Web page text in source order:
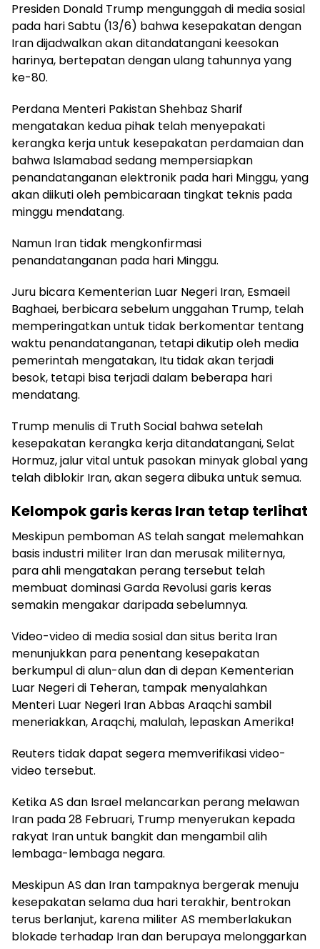
Presiden Donald Trump mengunggah di media sosial
pada hari Sabtu (13/6) bahwa kesepakatan dengan
Iran dijadwalkan akan ditandatangani keesokan
harinya, bertepatan dengan ulang tahunnya yang
ke-80.
Perdana Menteri Pakistan Shehbaz Sharif
mengatakan kedua pihak telah menyepakati
kerangka kerja untuk kesepakatan perdamaian dan
bahwa Islamabad sedang mempersiapkan
penandatanganan elektronik pada hari Minggu, yang
akan diikuti oleh pembicaraan tingkat teknis pada
minggu mendatang.
Namun Iran tidak mengkonfirmasi
penandatanganan pada hari Minggu.
Juru bicara Kementerian Luar Negeri Iran, Esmaeil
Baghaei, berbicara sebelum unggahan Trump, telah
memperingatkan untuk tidak berkomentar tentang
waktu penandatanganan, tetapi dikutip oleh media
pemerintah mengatakan, Itu tidak akan terjadi
besok, tetapi bisa terjadi dalam beberapa hari
mendatang.
Trump menulis di Truth Social bahwa setelah
kesepakatan kerangka kerja ditandatangani, Selat
Hormuz, jalur vital untuk pasokan minyak global yang
telah diblokir Iran, akan segera dibuka untuk semua.
Kelompok garis keras Iran tetap terlihat
Meskipun pemboman AS telah sangat melemahkan
basis industri militer Iran dan merusak militernya,
para ahli mengatakan perang tersebut telah
membuat dominasi Garda Revolusi garis keras
semakin mengakar daripada sebelumnya.
Video-video di media sosial dan situs berita Iran
menunjukkan para penentang kesepakatan
berkumpul di alun-alun dan di depan Kementerian
Luar Negeri di Teheran, tampak menyalahkan
Menteri Luar Negeri Iran Abbas Araqchi sambil
meneriakkan, Araqchi, malulah, lepaskan Amerika!
Reuters tidak dapat segera memverifikasi video-
video tersebut.
Ketika AS dan Israel melancarkan perang melawan
Iran pada 28 Februari, Trump menyerukan kepada
rakyat Iran untuk bangkit dan mengambil alih
lembaga-lembaga negara.
Meskipun AS dan Iran tampaknya bergerak menuju
kesepakatan selama dua hari terakhir, bentrokan
terus berlanjut, karena militer AS memberlakukan
blokade terhadap Iran dan berupaya melonggarkan